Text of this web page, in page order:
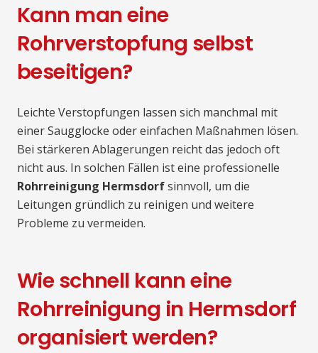
Kann man eine
Rohrverstopfung selbst
beseitigen?
Leichte Verstopfungen lassen sich manchmal mit
einer Saugglocke oder einfachen Maßnahmen lösen.
Bei stärkeren Ablagerungen reicht das jedoch oft
nicht aus. In solchen Fällen ist eine professionelle
Rohrreinigung Hermsdorfsinnvoll, um die
Leitungen gründlich zu reinigen und weitere
Probleme zu vermeiden.
Wie schnell kann eine
Rohrreinigung in Hermsdorf
organisiert werden?